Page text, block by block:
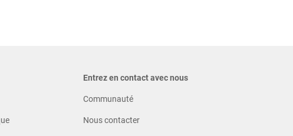
Entrez en contact avec nous
Communauté
Nous contacter